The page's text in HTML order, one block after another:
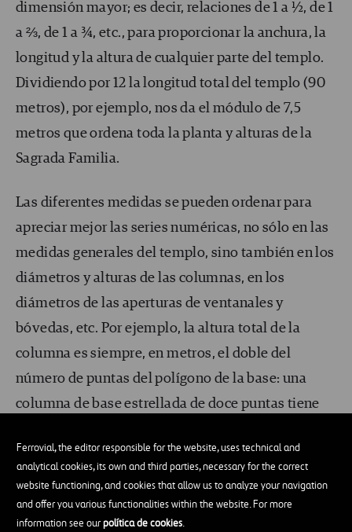
Ferrovial, the editor responsible for the website, uses technical and
analytical cookies, its own and third parties, necessary for the correct
website functioning, and cookies that allow us to analyze your navigation
and offer you various functionalities within the website. For more
information see ourpolítica de cookies.
dimensión mayor; es decir, relaciones de 1 a ½, de 1
a ⅔, de 1 a ¾, etc., para proporcionar la anchura, la
longitud y la altura de cualquier parte del templo.
Dividiendo por 12 la longitud total del templo (90
metros), por ejemplo, nos da el módulo de 7,5
metros que ordena toda la planta y alturas de la
Sagrada Familia.
Las diferentes medidas se pueden ordenar para
apreciar mejor las series numéricas, no sólo en las
medidas generales del templo, sino también en los
diámetros y alturas de las columnas, en los
diámetros de las aperturas de ventanales y
bóvedas, etc. Por ejemplo, la altura total de la
columna es siempre, en metros, el doble del
número de puntas del polígono de la base: una
columna de base estrellada de doce puntas tiene
base estrellada de ocho puntas mide 16 metros,
etc.
Las formas de unas cadenas colgantes inversas